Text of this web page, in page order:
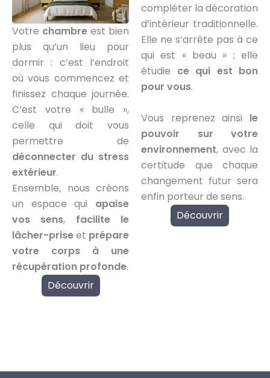
Votre chambre est bien
plus qu’un lieu pour
dormir : c’est l’endroit
où vous commencez et
finissez chaque journée.
C’est votre « bulle »,
celle qui doit vous
permettre de
déconnecter du stress
extérieur.
Ensemble, nous créons
un espace qui apaise
vos sens, facilite le
lâcher-priseet prépare
votre corps à une
récupération profonde.
Découvrir
compléter la décoration
d’intérieur traditionnelle.
Elle ne s’arrête pas à ce
qui est « beau » ; elle
étudie ce qui est bon
pour vous.
Vous reprenez ainsi le
pouvoir sur votre
environnement, avec la
certitude que chaque
changement futur sera
enfin porteur de sens.
Découvrir